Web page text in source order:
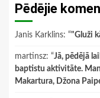
Pēdējie
Janis Karklins: “"Gluži
martinsz: “Jā, pēdējā
baptistu aktivitāte.
Makartura, Džona